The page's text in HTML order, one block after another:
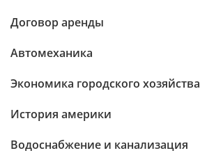
Договор аренды
Автомеханика
Экономика городского хозяйства
История америки
Водоснабжение и канализация